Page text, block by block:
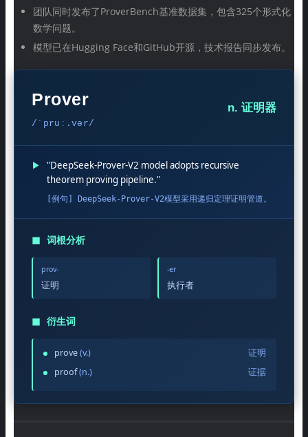
团队同时发布了ProverBench基准数据集，包含325个形式化
数学问题。
模型已在Hugging Face和GitHub开源，技术报告同步发布。
Prover
/ˈpruː.vər/
n. 证明器
▶
"DeepSeek-Prover-V2 model adopts recursive
theorem proving pipeline."
[例句] DeepSeek-Prover-V2模型采用递归定理证明管道。
◼ 词根分析
prov-
证明
-er
执行者
◼ 衍生词
prove(v.)
证明
proof(n.) 证据